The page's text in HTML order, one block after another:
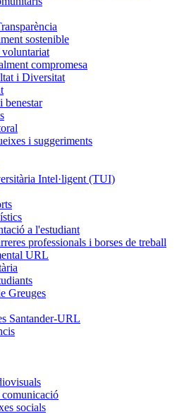
sostenible
compromesa
i Diversitat
benestar
i suggeriments
Intel·ligent (TUI)
a l'estudiant
professionals i borses de treball
URL
Greuges
Santander-URL
comunicació
socials